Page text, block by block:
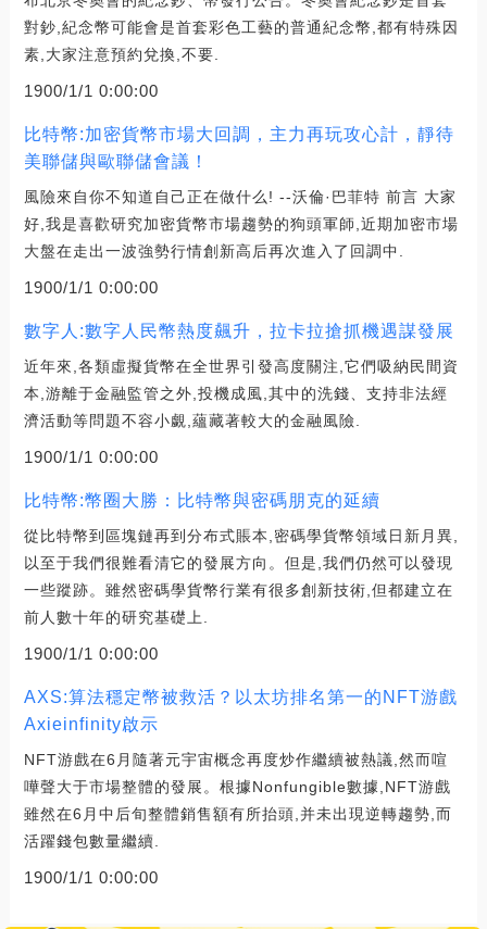
對鈔,紀念幣可能會是首套彩色工藝的普通紀念幣,都有特殊因
素,大家注意預約兌換,不要.
1900/1/1 0:00:00
比特幣:加密貨幣市場大回調，主力再玩攻心計，靜待
美聯儲與歐聯儲會議！
風險來自你不知道自己正在做什么! --沃倫·巴菲特 前言 大家
好,我是喜歡研究加密貨幣市場趨勢的狗頭軍師,近期加密市場
大盤在走出一波強勢行情創新高后再次進入了回調中.
1900/1/1 0:00:00
數字人:數字人民幣熱度飆升，拉卡拉搶抓機遇謀發展
近年來,各類虛擬貨幣在全世界引發高度關注,它們吸納民間資
本,游離于金融監管之外,投機成風,其中的洗錢、支持非法經
濟活動等問題不容小覷,蘊藏著較大的金融風險.
1900/1/1 0:00:00
比特幣:幣圈大勝：比特幣與密碼朋克的延續
從比特幣到區塊鏈再到分布式賬本,密碼學貨幣領域日新月異,
以至于我們很難看清它的發展方向。但是,我們仍然可以發現
一些蹤跡。雖然密碼學貨幣行業有很多創新技術,但都建立在
前人數十年的研究基礎上.
1900/1/1 0:00:00
AXS:算法穩定幣被救活？以太坊排名第一的NFT游戲
Axieinfinity啟示
NFT游戲在6月隨著元宇宙概念再度炒作繼續被熱議,然而喧
嘩聲大于市場整體的發展。根據Nonfungible數據,NFT游戲
雖然在6月中后旬整體銷售額有所抬頭,并未出現逆轉趨勢,而
活躍錢包數量繼續.
1900/1/1 0:00:00